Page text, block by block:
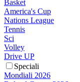
Basket
America's Cup
Nations League
Tennis
Sci
Volley
Drive UP
Speciali
Mondiali 2026